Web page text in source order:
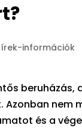
információk
nem
és a